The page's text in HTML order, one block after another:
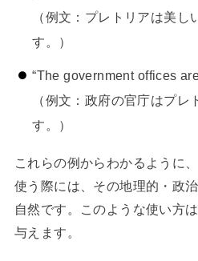
（例文：プレトリアは美し
す。）
“The government offices
（例文：政府の官庁はプレ
す。）
これらの例からわかるように
使う際には、その地理的・政
自然です。このような使い方
与えます。